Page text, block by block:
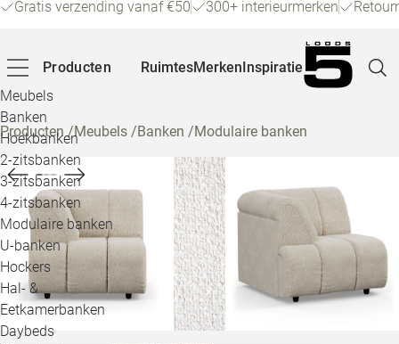
Gratis verzending vanaf €50 300+ interieurmerken
Producten
Meubels
Banken
Hoekbanken
2-zitsbanken
3-zitsbanken
4-zitsbanken
Modulaire banken
U-banken
Hockers
Hal- &
Eetkamerbanken
Daybeds
RuimtesMerkenInspiratie
Producten/Meubels /Banken /Modulaire banken